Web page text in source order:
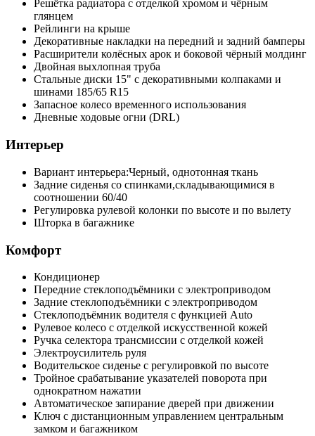
Решётка радиатора с отделкой хромом и чёрным
глянцем
Рейлинги на крыше
Декоративные накладки на передний и задний бамперы
Расширители колёсных арок и боковой чёрный молдинг
Двойная выхлопная труба
Стальные диски 15" с декоративными колпаками и
шинами 185/65 R15
Запасное колесо временного использования
Дневные ходовые огни (DRL)
Интерьер
Вариант интерьера:Черный, однотонная ткань
Задние сиденья со спинками,складывающимися в
соотношении 60/40
Регулировка рулевой колонки по высоте и по вылету
Шторка в багажнике
Комфорт
Кондиционер
Передние стеклоподъёмники с электроприводом
Задние стеклоподъёмники с электроприводом
Стеклоподъёмник водителя с функцией Auto
Рулевое колесо с отделкой искусственной кожей
Ручка селектора трансмиссии с отделкой кожей
Электроусилитель руля
Водительское сиденье с регулировкой по высоте
Тройное срабатывание указателей поворота при
однократном нажатии
Автоматическое запирание дверей при движении
Ключ с дистанционным управлением центральным
замком и багажником